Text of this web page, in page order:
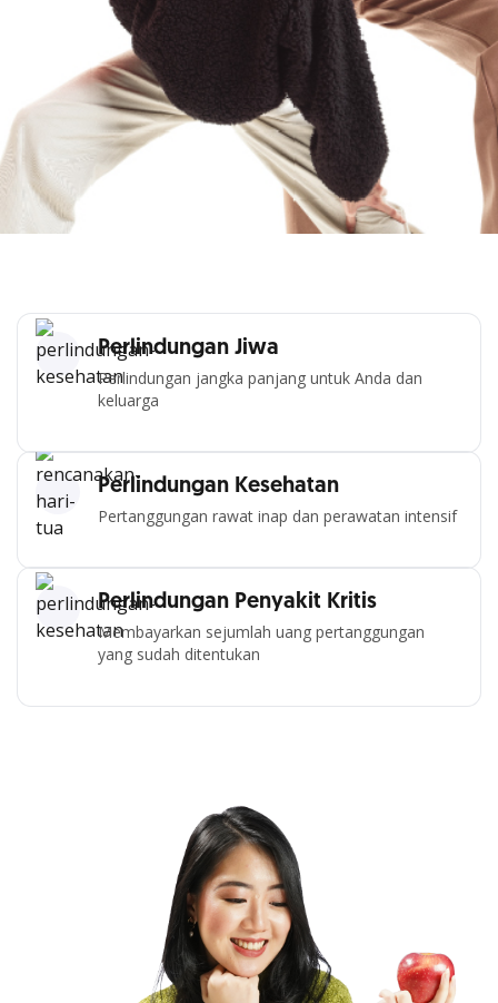
Perlindungan Jiwa
Perlindungan jangka panjang untuk Anda dan
keluarga
Perlindungan Kesehatan
Pertanggungan rawat inap dan perawatan intensif
Perlindungan Penyakit Kritis
Membayarkan sejumlah uang pertanggungan
yang sudah ditentukan